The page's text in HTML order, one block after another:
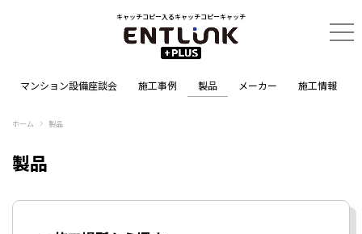
キャッチコピー入るキャッチコピーキャッチ
マンション設備座談会 施工事例 製品 メーカー 施工情報
ホーム 製品
製品